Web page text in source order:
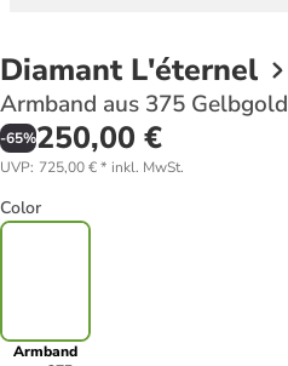
Diamant L'éternel
Armband aus 375 Gelbgold
-65%250,00 €
UVP: 725,00 €* inkl. MwSt.
Color
Armband